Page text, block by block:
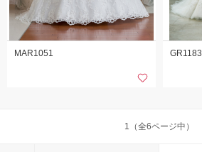
MAR1051 GR1183
1（全6ページ中）